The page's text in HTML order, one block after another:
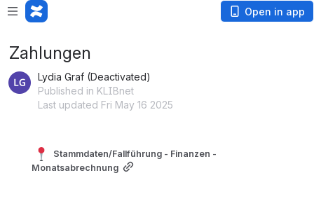
Open in app
Zahlungen
Lydia Graf (Deactivated)
Published in KLIBnet
Last updated Fri May 16 2025
Stammdaten/Fallführung - Finanzen -
Monatsabrechnung